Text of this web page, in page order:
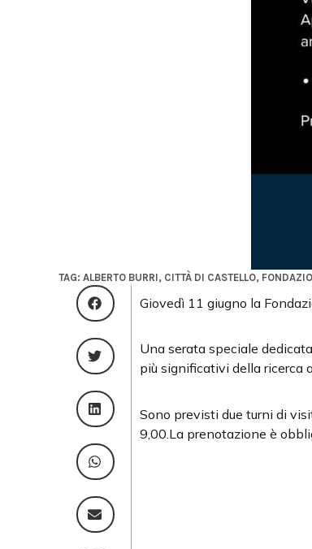
TAG: ALBERTO BURRI, CITTÀ DI CASTELLO,
Giovedì 11 giugno la
Una serata speciale
più significativi della ricerca
Sono previsti due turni di
9,00.La prenotazione è